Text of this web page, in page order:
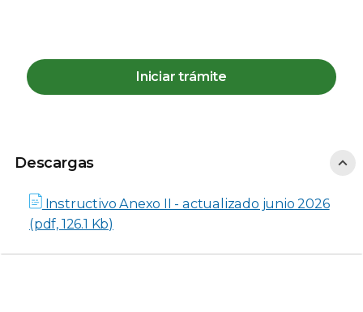
Iniciar trámite
Descargas
Instructivo Anexo II - actualizado junio 2026
(pdf, 126.1 Kb)